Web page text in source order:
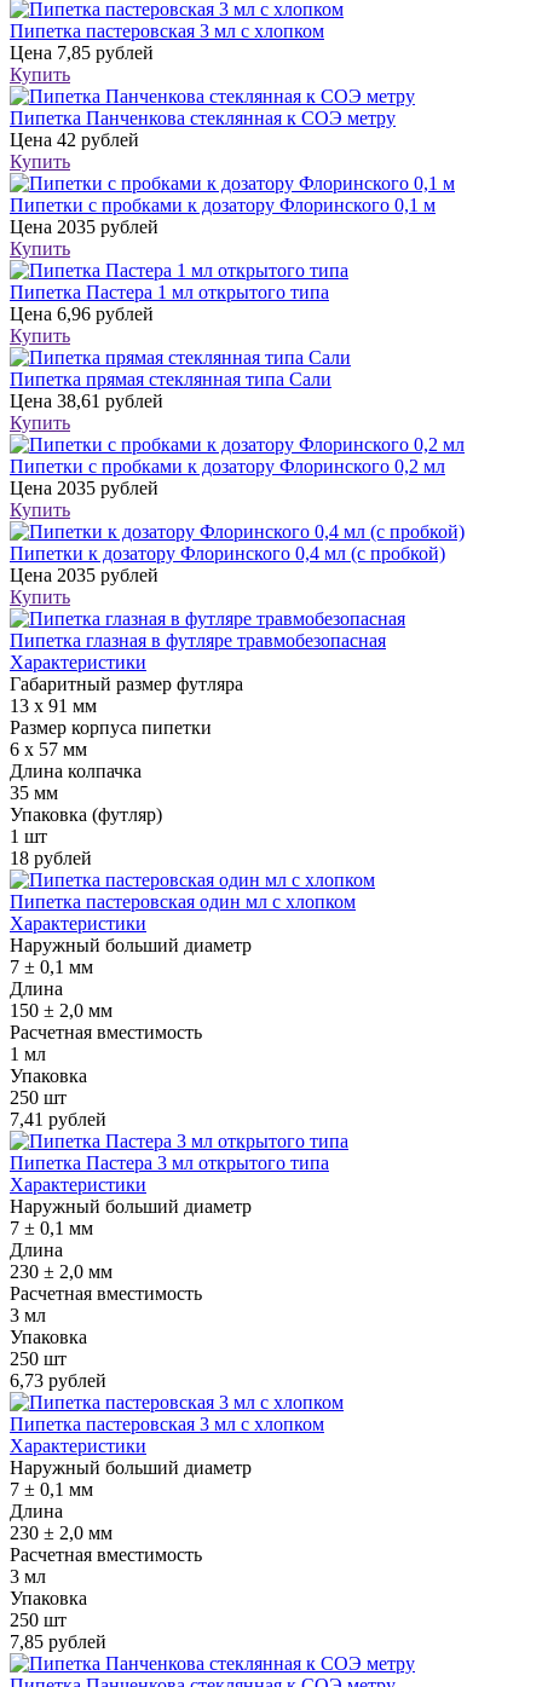
Пипетка пастеровская 3 мл с хлопком
Цена 7,85 рублей
Купить
Пипетка Панченкова стеклянная к СОЭ метру
Цена 42 рублей
Купить
Пипетки с пробками к дозатору Флоринского 0,1 м
Цена 2035 рублей
Купить
Пипетка Пастера 1 мл открытого типа
Цена 6,96 рублей
Купить
Пипетка прямая стеклянная типа Сали
Цена 38,61 рублей
Купить
Пипетки с пробками к дозатору Флоринского 0,2 мл
Цена 2035 рублей
Купить
Пипетки к дозатору Флоринского 0,4 мл (с пробкой)
Цена 2035 рублей
Купить
Пипетка глазная в футляре травмобезопасная
Характеристики
Габаритный размер футляра
13 x 91 мм
Размер корпуса пипетки
6 x 57 мм
Длина колпачка
35 мм
Упаковка (футляр)
1 шт
18 рублей
Пипетка пастеровская один мл с хлопком
Характеристики
Наружный больший диаметр
7 ± 0,1 мм
Длина
150 ± 2,0 мм
Расчетная вместимость
1 мл
Упаковка
250 шт
7,41 рублей
Пипетка Пастера 3 мл открытого типа
Характеристики
Наружный больший диаметр
7 ± 0,1 мм
Длина
230 ± 2,0 мм
Расчетная вместимость
3 мл
Упаковка
250 шт
6,73 рублей
Пипетка пастеровская 3 мл с хлопком
Характеристики
Наружный больший диаметр
7 ± 0,1 мм
Длина
230 ± 2,0 мм
Расчетная вместимость
3 мл
Упаковка
250 шт
7,85 рублей